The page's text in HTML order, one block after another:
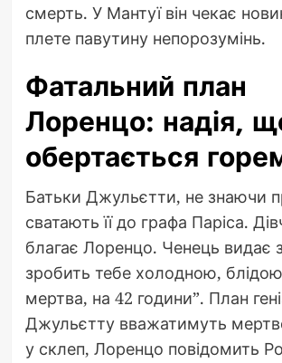
смерть. У Мантуї він чекає
плете павутину непорозумінь.
Фатальний план
Лоренцо: надія,
обертається
Батьки Джульєтти, не знаючи
сватають її до графа Паріса.
благає Лоренцо. Ченець видає
зробить тебе холодною,
мертва, на 42 години”. План
Джульєтту вважатимуть
у склеп, Лоренцо повідомить